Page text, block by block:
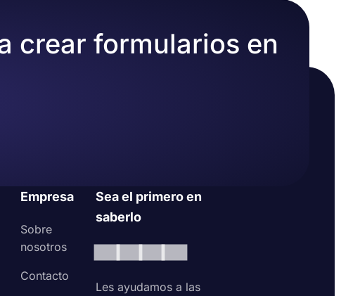
crear formularios en
Empresa
Sobre
nosotros
Contacto
Sea el primero en
saberlo
Les ayudamos a las